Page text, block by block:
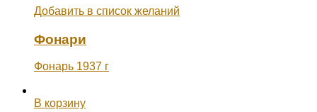
Добавить в список желаний
Фонари
Фонарь 1937 г
В корзину